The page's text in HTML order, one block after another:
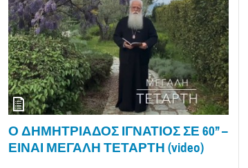
Ο ΔΗΜΗΤΡΙΑΔΟΣ ΙΓΝΑΤΙΟΣ ΣΕ 60’’ –
ΕΙΝΑΙ ΜΕΓΑΛΗ ΤΕΤΑΡΤΗ (video)